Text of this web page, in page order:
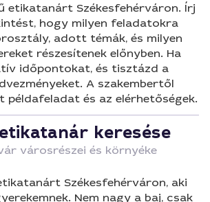
etikatanárt Székesfehérváron. Írj
hogy milyen feladatokra
adott témák, és milyen
részesítenek előnyben. Ha
időpontokat, és tisztázd a
A szakembertől
példafeladat és az elérhetőségek.
keresése
városrészei és környéke
Székesfehérváron, aki
Nem nagy a baj, csak